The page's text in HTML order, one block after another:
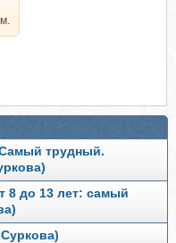
Самый трудный.
8 до 13 лет: самый